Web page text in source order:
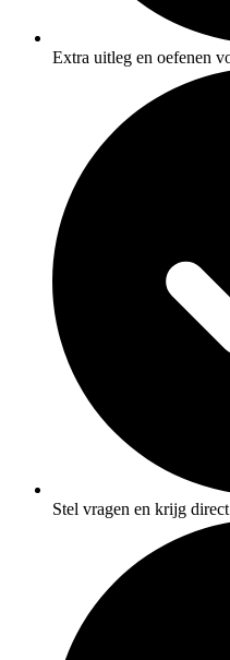
Extra uitleg en oefenen
Stel vragen en krijg